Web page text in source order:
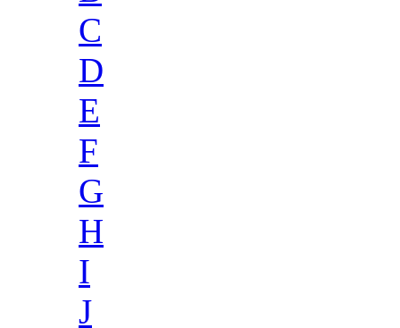
C
D
E
F
G
H
I
J